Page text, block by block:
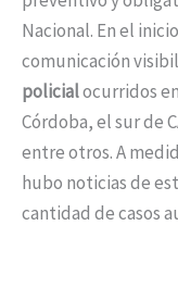
Nacional. En el
comunicación
policialocurridos
Córdoba, el sur de
entre otros. A
hubo noticias de
cantidad de casos